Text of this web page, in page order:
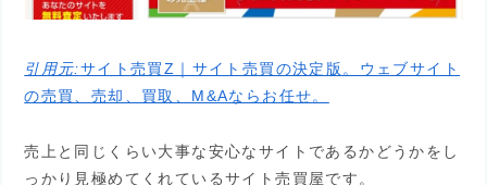
引用元:サイト売買Z｜サイト売買の決定版。ウェブサイト
の売買、売却、買取、M&Aならお任せ。
売上と同じくらい大事な安心なサイトであるかどうかをし
っかり見極めてくれているサイト売買屋です。